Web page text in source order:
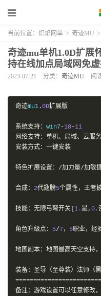
当前位置： 炽焰网单 > 奇迹MU >
奇迹mu单机1.0D扩展
持在线加点局域网免
2023-07-21 分类： 奇迹MU 阅
奇迹mu1 .0D扩展版
系统支持： win7-10-11
网络支持：单机、局域、云服
安装方式：一键安装
特色扩展设置：/加力量/加敏
合成： 2代翅膀5个属性，王者
技能：无限弓弩开关[ 1.是, 0.
角色升级点： 5/7， 5职业，经
地图副本：地图最高天空支持
装备：圣导（至尊装）法师（
备注：游戏设置可以任意修改，